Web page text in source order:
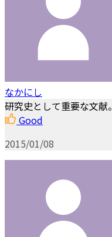
なかにし
研究史として重要な文献。
Good
2015/01/08